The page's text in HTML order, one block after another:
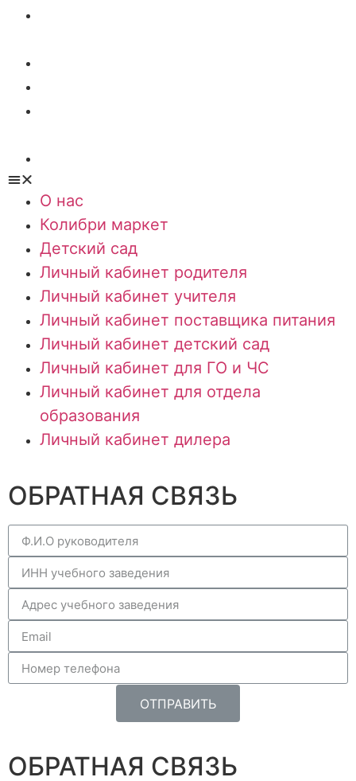
О нас
Колибри маркет
Детский сад
Личный кабинет родителя
Личный кабинет учителя
Личный кабинет поставщика питания
Личный кабинет детский сад
Личный кабинет для ГО и ЧС
Личный кабинет для отдела
образования
Личный кабинет дилера
ОБРАТНАЯ СВЯЗЬ
ОТПРАВИТЬ
ОБРАТНАЯ СВЯЗЬ